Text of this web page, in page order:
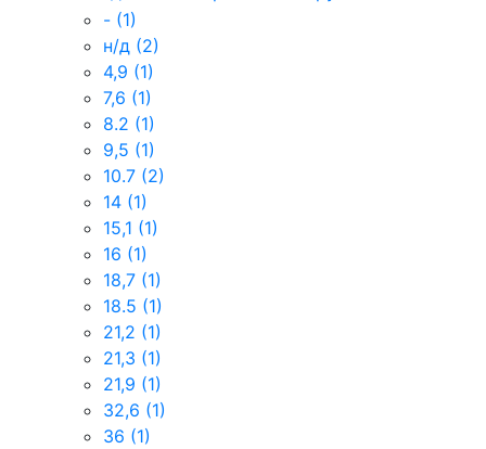
- (1)
н/д (2)
4,9 (1)
7,6 (1)
8.2 (1)
9,5 (1)
10.7 (2)
14 (1)
15,1 (1)
16 (1)
18,7 (1)
18.5 (1)
21,2 (1)
21,3 (1)
21,9 (1)
32,6 (1)
36 (1)